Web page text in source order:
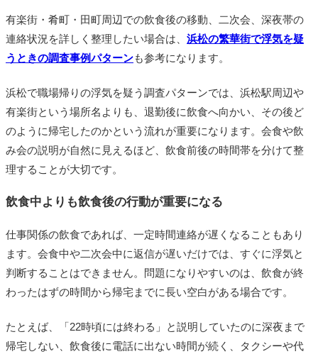
有楽街・肴町・田町周辺での飲食後の移動、二次会、深夜帯の
連絡状況を詳しく整理したい場合は、 浜松の繁華街で浮気を疑
うときの調査事例パターンも参考になります。
浜松で職場帰りの浮気を疑う調査パターンでは、浜松駅周辺や
有楽街という場所名よりも、退勤後に飲食へ向かい、その後ど
のように帰宅したのかという流れが重要になります。会食や飲
み会の説明が自然に見えるほど、飲食前後の時間帯を分けて整
理することが大切です。
飲食中よりも飲食後の行動が重要になる
仕事関係の飲食であれば、一定時間連絡が遅くなることもあり
ます。会食中や二次会中に返信が遅いだけでは、すぐに浮気と
判断することはできません。問題になりやすいのは、飲食が終
わったはずの時間から帰宅までに長い空白がある場合です。
たとえば、「22時頃には終わる」と説明していたのに深夜まで
帰宅しない、飲食後に電話に出ない時間が続く、タクシーや代